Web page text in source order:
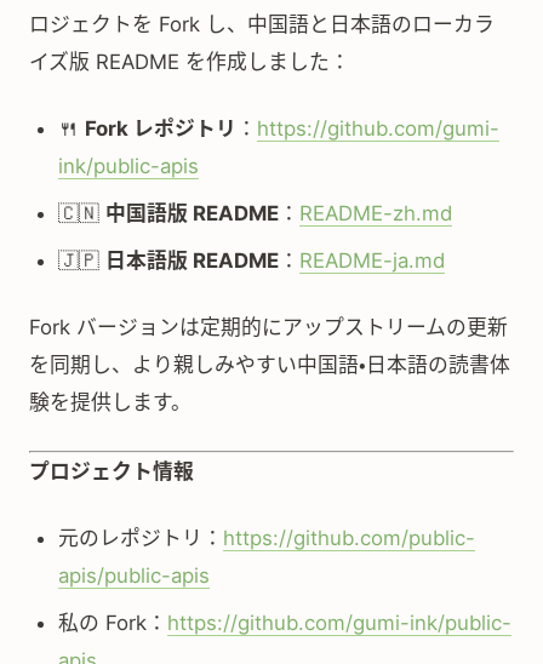
ロジェクトを Fork し、中国語と日本語のローカラ
イズ版 README を作成しました：
🍴 Fork レポジトリ ： https://github.com/gumi-
ink/public-apis
🇨🇳 中国語版 README ： README-zh.md
🇯🇵 日本語版 README ： README-ja.md
Fork バージョンは定期的にアップストリームの更新
を同期し、より親しみやすい中国語・日本語の読書体
験を提供します。
プロジェクト情報
元のレポジトリ： https://github.com/public-
apis/public-apis
私の Fork： https://github.com/gumi-ink/public-